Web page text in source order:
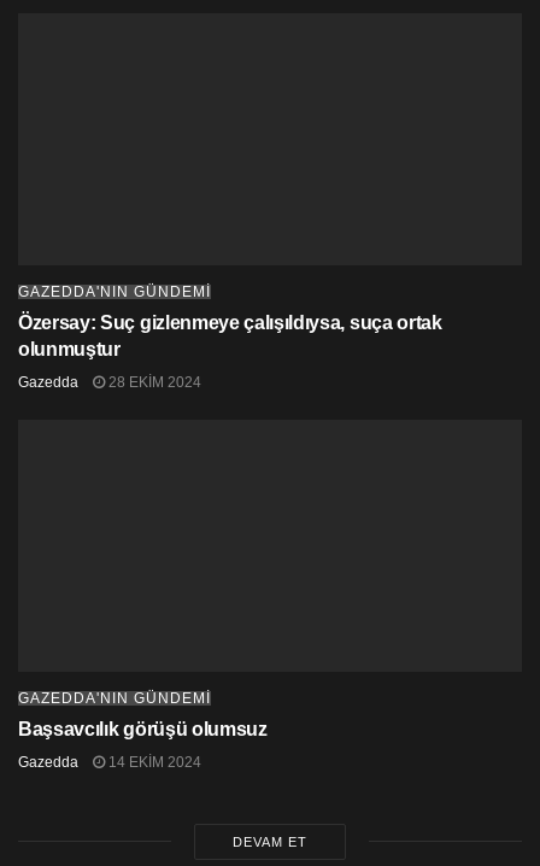
GAZEDDA'NIN GÜNDEMİ
Özersay: Suç gizlenmeye çalışıldıysa, suça ortak
olunmuştur
Gazedda 28 EKIM 2024
GAZEDDA'NIN GÜNDEMİ
Başsavcılık görüşü olumsuz
Gazedda 14 EKIM 2024
DEVAM ET